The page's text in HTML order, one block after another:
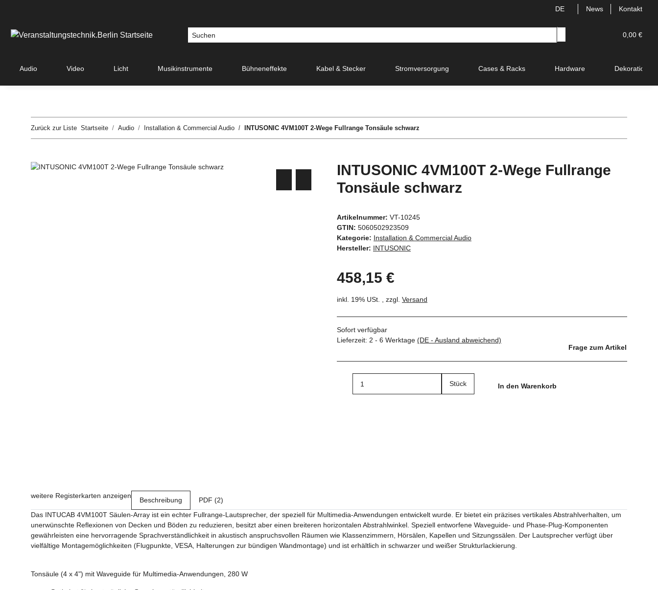
DE News Kontakt
0,00 €
Audio Video Licht Musikinstrumente Bühneneffekte Kabel & Stecker Stromversorgung Cases & Racks Hardware Dekoration
Zurück zur Liste Startseite Audio Installation & Commercial Audio INTUSONIC 4VM100T 2-Wege Fullrange Tonsäule schwarz
INTUSONIC 4VM100T 2-Wege Fullrange
Tonsäule schwarz
Artikelnummer: VT-10245
GTIN: 5060502923509
Kategorie: Installation & Commercial Audio
Hersteller: INTUSONIC
458,15 €
inkl. 19% USt. , zzgl. Versand
Sofort verfügbar
Lieferzeit: 2 - 6 Werktage (DE - Ausland abweichend)
Frage zum Artikel
Stück In den Warenkorb
weitere Registerkarten anzeigen
Beschreibung
PDF (2)
Das INTUCAB 4VM100T Säulen-Array ist ein echter Fullrange-Lautsprecher, der speziell für Multimedia-Anwendungen entwickelt wurde. Er bietet ein präzises vertikales Abstrahlverhalten, um
unerwünschte Reflexionen von Decken und Böden zu reduzieren, besitzt aber einen breiteren horizontalen Abstrahlwinkel. Speziell entworfene Waveguide- und Phase-Plug-Komponenten
gewährleisten eine hervorragende Sprachverständlichkeit in akustisch anspruchsvollen Räumen wie Klassenzimmern, Hörsälen, Kapellen und Sitzungssälen. Der Lautsprecher verfügt über
vielfältige Montagemöglichkeiten (Flugpunkte, VESA, Halterungen zur bündigen Wandmontage) und ist erhältlich in schwarzer und weißer Strukturlackierung.
Tonsäule (4 x 4") mit Waveguide für Multimedia-Anwendungen, 280 W